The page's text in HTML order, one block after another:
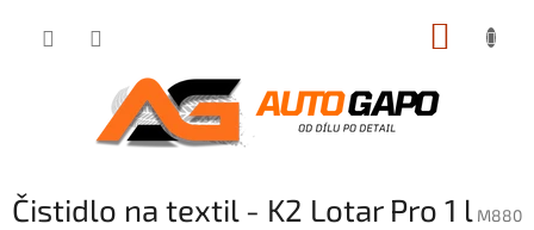
Čistidlo na textil - K2 Lotar Pro 1 l M880